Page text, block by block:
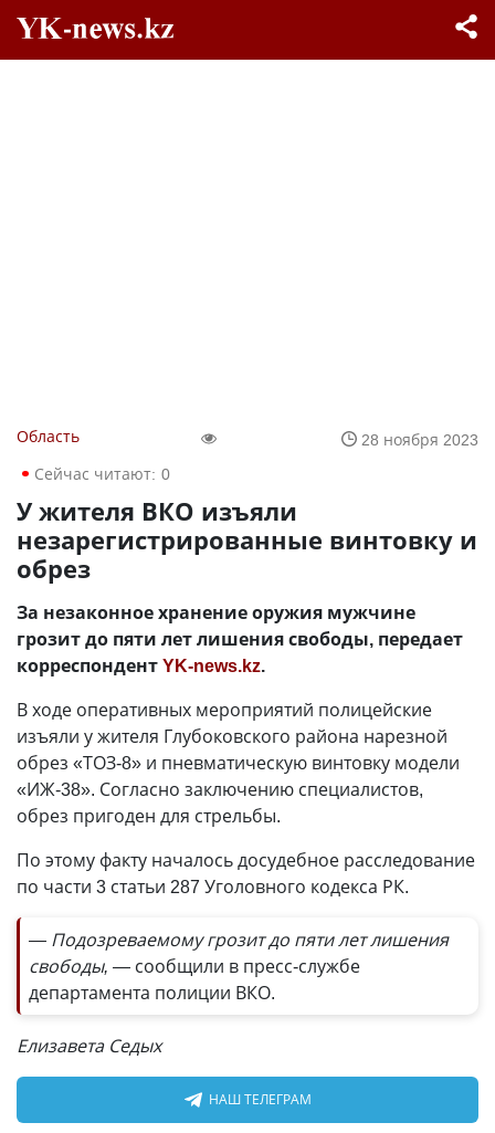
Область
28 ноября 2023
Сейчас читают: 0
У жителя ВКО изъяли
незарегистрированные винтовку и
обрез
За незаконное хранение оружия мужчине
грозит до пяти лет лишения свободы, передает
корреспондентYK-news.kz.
В ходе оперативных мероприятий полицейские
изъяли у жителя Глубоковского района нарезной
обрез «ТОЗ-8» и пневматическую винтовку модели
«ИЖ-38». Согласно заключению специалистов,
обрез пригоден для стрельбы.
По этому факту началось досудебное расследование
по части 3 статьи 287 Уголовного кодекса РК.
— Подозреваемому грозит до пяти лет лишения
свободы, — сообщили в пресс-службе
департамента полиции ВКО.
Елизавета Седых
НАШ ТЕЛЕГРАМ